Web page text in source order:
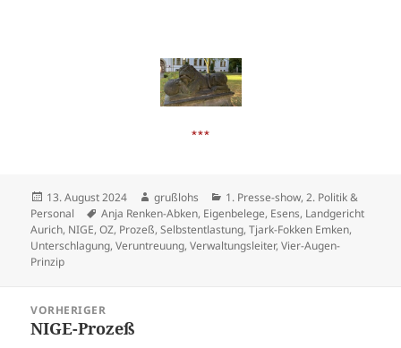
***
Veröffentlicht
am
13. August 2024 Autor
grußlohs Kategorien
1. Presse-show,2. Politik &
Personal
Schlagwörter
Anja Renken-Abken, Eigenbelege, Esens, Landgericht
Aurich, NIGE,OZ, Prozeß,Selbstentlastung,Tjark-Fokken Emken,
Unterschlagung,Veruntreuung,Verwaltungsleiter,Vier-Augen-
Prinzip
VORHERIGER
Vorheriger
NIGE-Prozeß